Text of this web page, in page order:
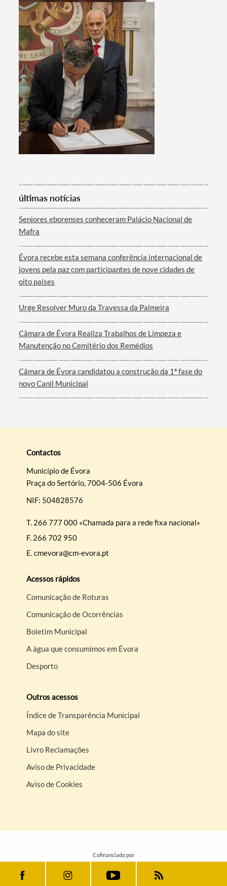
últimas notícias
Seniores eborenses conheceram Palácio Nacional de
Mafra
Évora recebe esta semana conferência internacional de
jovens pela paz com participantes de nove cidades de
oito países
Urge Resolver Muro da Travessa da Palmeira
Câmara de Évora Realiza Trabalhos de Limpeza e
Manutenção no Cemitério dos Remédios
Câmara de Évora candidatou a construção da 1ª fase do
novo Canil Municipal
Contactos
Município de Évora
Praça do Sertório, 7004-506 Évora
NIF: 504828576
T. 266 777 000 «Chamada para a rede fixa nacional»
F. 266 702 950
E.cmevora@cm-evora.pt
Acessos rápidos
Comunicação de Roturas
Comunicação de Ocorrências
Boletim Municipal
A água que consumimos em Évora
Desporto
Outros acessos
Índice de Transparência Municipal
Mapa do site
Livro Reclamações
Aviso de Privacidade
Aviso de Cookies
Cofinanciado por